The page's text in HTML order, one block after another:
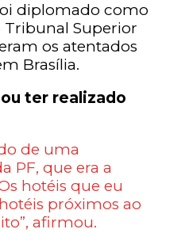
diplomado como
Tribunal Superior
os atentados
Brasília.
ter realizado
de uma
PF, que era a
hotéis que eu
próximos ao
afirmou.